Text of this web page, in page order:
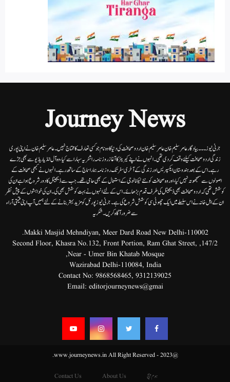
Journey News
جرنی نیوز۔۔۔بیاد گار عامر سلیم خان عامر سلیم خان اردوصحافت کی دنیا کاوہ نام جو کسی تعارف کا محتاج نہیں۔عامرسلیم خان نے اپنی پوری
زندگی اردوصحافت کیلئے وقف کردی تھی۔انہوں نے اپنے کیریئر کا آغاز روزنامہ راشٹریہ سہارا سے کیا،وہ آل انڈیا ریڈیوسے بھی جڑے
رہے۔ اس کے بعد ہندوستان ایکسپریس اور زندگی کے آخری سفر تک روزنامہ ہمارا سماج کے ساتھ رہے۔ انہوں نے کبھی صحافت کے
اصولوں سے سمجھوتہ نہیں کیا، اور وہ صحافت کو نئے ٹیکنالوجی کے استعمال کے بھی حامی تھے۔ جب سے ڈیجیٹل کا دور شروع ہوا ہے ان کی
کوشش تھی کہ اردو صحافت بھی ڈیجیٹل کی طرف قدم بڑھائے۔ اس کے لئے انہوں نے بہت کوشش بھی کی۔ ان کی خواہشوں کے پیش نظر
ان کے اہل خانہ نے اس سلسلے میں ایک چھوٹی سی کوشش شروع کی ہے۔جرنی نیوز پورٹل کو مزید بہتر بنانے کے لئے ہمیں آپ اپنی قیمتی آراء
سے ضرور آگاہ کریں۔شکریہ
Makki Masjid Mehndiyan, Meer Dard Road New Delhi-110002.
147/2, Second Floor, Khasra No.132, Front Portion, Ram Ghat Street,
Near - Umer Bin Khatab Mosque,
Wazirabad Delhi-110084, India
Contact No: 9868568465, 9312139025
Email: editorjourneynews@gmai
@2023 - www.journeynews.in All Right Reserved.
ہوم پیج About Us
Contact Us